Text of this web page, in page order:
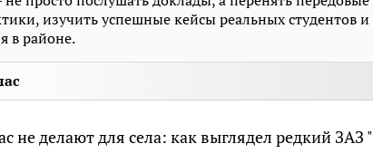
изучить успешные кейсы реальных студентов
в районе.
не делают для села: как выглядел редкий ЗАЗ